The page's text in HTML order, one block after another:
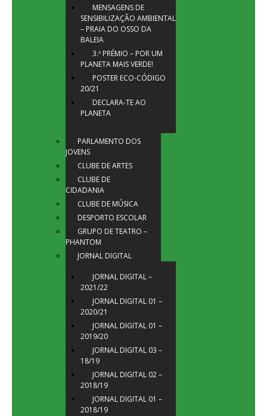
MENSAGENS DE
SENSIBILIZAÇÃO AMBIENTAL
– PRAIA DO OSSO DA
BALEIA
3.º PRÉMIO – POR UM
PLANETA MAIS VERDE!
POSTER ECO-CÓDIGO
20/21
DECLARA-TE AO
PLANETA
PARLAMENTO DOS
JOVENS
CLUBE DE ARTES
CLUBE DE
CIDADANIA
CLUBE DE MÚSICA
DESPORTO ESCOLAR
GRUPO DE TEATRO –
PHANTOM
JORNAL DIGITAL
JORNAL DIGITAL –
2021/22
JORNAL DIGITAL 01 –
2020/21
JORNAL DIGITAL 01 –
2019/20
JORNAL DIGITAL 03 –
18/19
JORNAL DIGITAL 02 –
2018/19
JORNAL DIGITAL 01 –
2018/19